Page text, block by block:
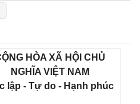
HÒA XÃ HỘI CHỦ
NGHĨA VIỆT NAM
lập - Tự do - Hạnh phúc